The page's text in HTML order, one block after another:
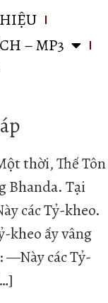
– MP3
thời, Thế Tôn
Bhanda. Tại
các Tỷ-kheo.
kheo ấy vâng
—Này các Tỷ-